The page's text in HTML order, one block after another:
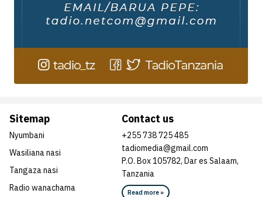
Sitemap
Nyumbani
Wasiliana nasi
Tangaza nasi
Radio wanachama
Contact us
+255 738 725 485
tadiomedia@gmail.com
P.O. Box 105782, Dar es Salaam,
Tanzania
Read more »